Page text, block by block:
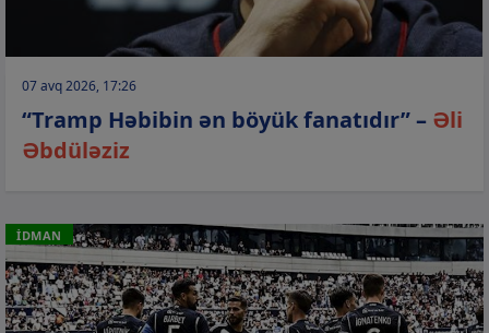
07 avq 2026, 17:26
“Tramp Həbibin ən böyük fanatıdır” – Əli
Əbdüləziz
İDMAN